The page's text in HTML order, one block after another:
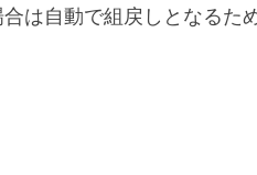
は自動で組戻しとなる